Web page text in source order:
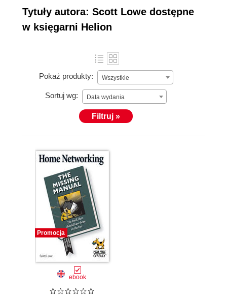
Tytuły autora: Scott Lowe dostępne
w księgarni Helion
Pokaż produkty: Wszystkie
Sortuj wg: Data wydania
Filtruj »
Promocja
ebook